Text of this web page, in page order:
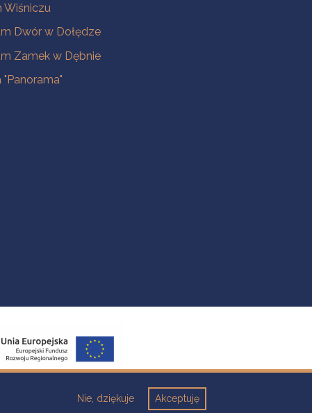
Wiśniczu
Dwór w Dołędze
Zamek w Dębnie
"Panorama"
Akceptuję
Nie, dziękuje